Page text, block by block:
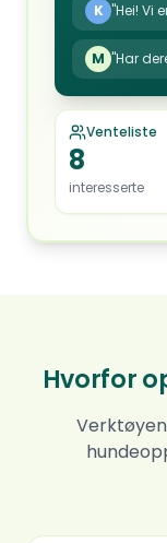
K "Hei! Vi
M "Har
Venteliste
8
interesserte
Hvorfor